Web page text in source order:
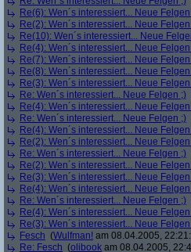
Re(6): Wen´s interessiert... Neue Felgen
Re(2): Wen´s interessiert... Neue Felgen
Re(10): Wen´s interessiert... Neue
Re(4): Wen´s interessiert... Neue Felgen
Re(7): Wen´s interessiert... Neue Felgen
Re(8): Wen´s interessiert... Neue Felgen
Re(3): Wen´s interessiert... Neue Felgen
Re: Wen´s interessiert... Neue Felgen ;)
Re(4): Wen´s interessiert... Neue Felgen
Re: Wen´s interessiert... Neue Felgen ;)
Re(4): Wen´s interessiert... Neue Felgen
Re(2): Wen´s interessiert... Neue Felgen
Re: Wen´s interessiert... Neue Felgen ;)
Re(2): Wen´s interessiert... Neue Felgen
Re(3): Wen´s interessiert... Neue Felgen
Re(4): Wen´s interessiert... Neue Felgen
Re: Wen´s interessiert... Neue Felgen ;)
Re(4): Wen´s interessiert... Neue Felgen
Re(3): Wen´s interessiert... Neue Felgen
Fesch (Wulfman! am 08.04.2005,
Re: Fesch (olibook am 08.04.2005,